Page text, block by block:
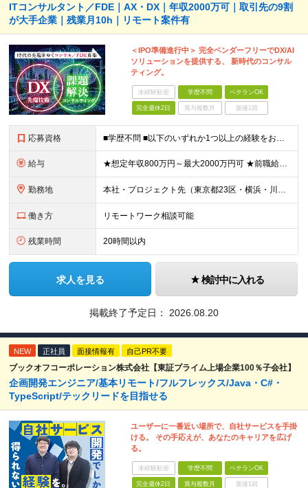
ITコンサルタント／FDE｜AX・DX｜年収2000万可｜取引先の9割
が大手企業｜残業月10h｜リモート案件有
＜IPO準備進行中＞ 完全ベンダーフリーでDX/AI
ソリューションを提供する、 新時代のコンサル
ティング。
未経験歓迎 学歴不問 ベテランOK
完全週休2日 賞与複数月 面接1回
応募資格 ■学歴不問 ■以下のいずれか1つ以上の経験をお持ちの方 ・ITプロジェクトで、PMやPLとして顧客折衝・上流工程・マネジメントなどの経験がある方 ・ITコンサルタントとしての実務経験がある方 ≪以下
給与 ★想定年収800万円～最大2000万円可 ★前職給与を考慮 ★ストックオプション付与あり（IPO間近） ★昇給制度あり ┗入社6カ月後に3％以上の昇給があります。その後、業績に合わせて適宜、昇給します
勤務地 本社・プロジェクト先（東京都23区・横浜・川崎・千葉・埼玉が中心）いずれかでの勤務となります（常駐は全体の1割程度！） 《本社》東京都港区虎ノ門3-5-1 虎ノ門37森ビル12F ※(変更の範囲)
働き方 リモートワーク相談可能
残業時間 20時間以内
求人を見る 検討中に入れる
掲載終了予定日： 2026.08.20
NEW 正社員 面接情報有 自己PR不要
ブックオフコーポレーション株式会社【東証プライム上場企業100％子会社】
企画開発エンジニア/基本リモート/フルフレックス/Java・C#・
TypeScript/テックリードを目指せる
ユーザーに一番近い場所で、自社サービスを手掛
ける。 その手応えが、あなたのキャリアを広げ
る。
未経験歓迎 学歴不問 ベテランOK
完全週休2日 賞与複数月 面接1回